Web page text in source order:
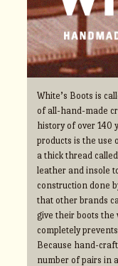
White’s Boots is
of all-hand-made
history of over 140
products is the use
a thick thread
leather and insole
construction done
that other brands
give their boots the
completely
Because hand-
number of pairs in